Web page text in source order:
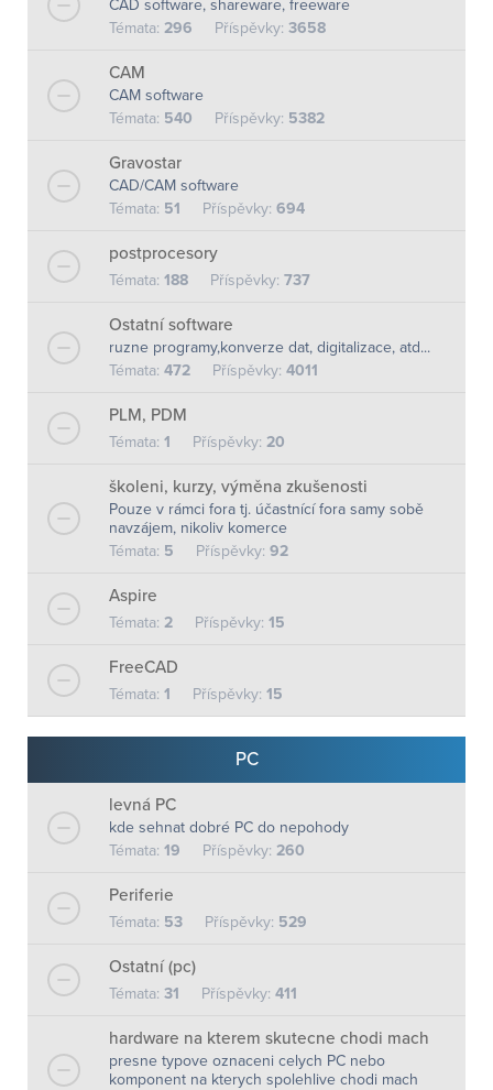
CAD software, shareware, freeware
Témata: 296 Příspěvky: 3658
CAM
CAM software
Témata: 540 Příspěvky: 5382
Gravostar
CAD/CAM software
Témata: 51 Příspěvky: 694
postprocesory
Témata: 188 Příspěvky: 737
Ostatní software
ruzne programy,konverze dat, digitalizace, atd...
Témata: 472 Příspěvky: 4011
PLM, PDM
Témata: 1 Příspěvky: 20
školeni, kurzy, výměna zkušenosti
Pouze v rámci fora tj. účastnící fora samy sobě
navzájem, nikoliv komerce
Témata: 5 Příspěvky: 92
Aspire
Témata: 2 Příspěvky: 15
FreeCAD
Témata: 1 Příspěvky: 15
PC
levná PC
kde sehnat dobré PC do nepohody
Témata: 19 Příspěvky: 260
Periferie
Témata: 53 Příspěvky: 529
Ostatní (pc)
Témata: 31 Příspěvky: 411
hardware na kterem skutecne chodi mach
presne typove oznaceni celych PC nebo
komponent na kterych spolehlive chodi mach